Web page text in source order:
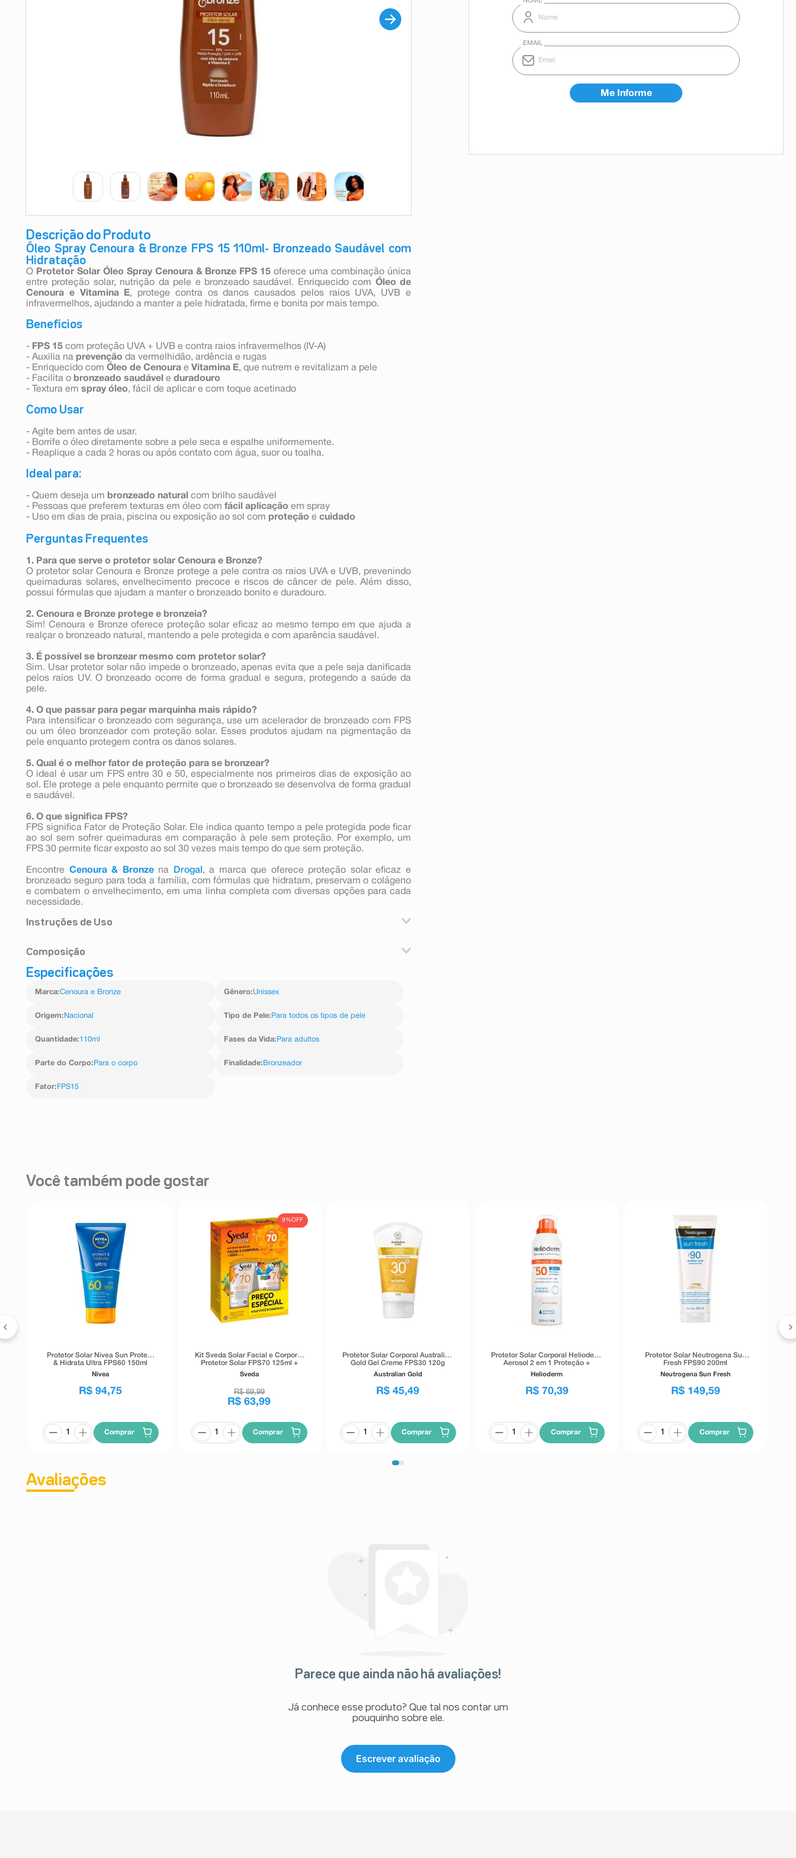
Descrição do Produto
Óleo Spray Cenoura & Bronze FPS 15 110ml- Bronzeado Saudável com
Hidratação
O Protetor Solar Óleo Spray Cenoura & Bronze FPS 15 oferece uma combinação única
entre proteção solar, nutrição da pele e bronzeado saudável. Enriquecido com Óleo de
Cenoura e Vitamina E, protege contra os danos causados pelos raios UVA, UVB e
infravermelhos, ajudando a manter a pele hidratada, firme e bonita por mais tempo.
Benefícios
- FPS 15 com proteção UVA + UVB e contra raios infravermelhos (IV-A)
- Auxilia na prevenção da vermelhidão, ardência e rugas
- Enriquecido com Óleo de Cenoura e Vitamina E, que nutrem e revitalizam a pele
- Facilita o bronzeado saudável e duradouro
- Textura em spray óleo, fácil de aplicar e com toque acetinado
Como Usar
- Agite bem antes de usar.
- Borrife o óleo diretamente sobre a pele seca e espalhe uniformemente.
- Reaplique a cada 2 horas ou após contato com água, suor ou toalha.
Ideal para:
- Quem deseja um bronzeado natural com brilho saudável
- Pessoas que preferem texturas em óleo com fácil aplicação em spray
- Uso em dias de praia, piscina ou exposição ao sol com proteção e cuidado
Perguntas Frequentes
1. Para que serve o protetor solar Cenoura e Bronze?
O protetor solar Cenoura e Bronze protege a pele contra os raios UVA e UVB, prevenindo
queimaduras solares, envelhecimento precoce e riscos de câncer de pele. Além disso,
possui fórmulas que ajudam a manter o bronzeado bonito e duradouro.
2. Cenoura e Bronze protege e bronzeia?
Sim! Cenoura e Bronze oferece proteção solar eficaz ao mesmo tempo em que ajuda a
realçar o bronzeado natural, mantendo a pele protegida e com aparência saudável.
3. É possível se bronzear mesmo com protetor solar?
Sim. Usar protetor solar não impede o bronzeado, apenas evita que a pele seja danificada
pelos raios UV. O bronzeado ocorre de forma gradual e segura, protegendo a saúde da
pele.
4. O que passar para pegar marquinha mais rápido?
Para intensificar o bronzeado com segurança, use um acelerador de bronzeado com FPS
ou um óleo bronzeador com proteção solar. Esses produtos ajudam na pigmentação da
pele enquanto protegem contra os danos solares.
5. Qual é o melhor fator de proteção para se bronzear?
O ideal é usar um FPS entre 30 e 50, especialmente nos primeiros dias de exposição ao
sol. Ele protege a pele enquanto permite que o bronzeado se desenvolva de forma gradual
e saudável.
6. O que significa FPS?
FPS significa Fator de Proteção Solar. Ele indica quanto tempo a pele protegida pode ficar
ao sol sem sofrer queimaduras em comparação à pele sem proteção. Por exemplo, um
FPS 30 permite ficar exposto ao sol 30 vezes mais tempo do que sem proteção.
Encontre Cenoura & Bronze na Drogal , a marca que oferece proteção solar eficaz e
bronzeado seguro para toda a família, com fórmulas que hidratam, preservam o colágeno
e combatem o envelhecimento, em uma linha completa com diversas opções para cada
necessidade.
Instruções de Uso
que necessário. Reaplicar sempre, após sudorese intensa, nadar ou banhar-se, secar-se
nível de proteção será significativamente reduzido.
Composição
Especificações
Marca:Cenoura e Bronze Gênero:Unissex
Origem: Nacional Tipo de Pele: Para todos os tipos de pele
Quantidade:110ml Fases da Vida: Para adultos
Parte do Corpo: Para o corpo Finalidade: Bronzeador
Fator: FPS15
Você também pode gostar
Protetor Solar Nivea Sun Protect
& Hidrata Ultra FPS60 150ml
Nivea
R$ 94,75
Comprar
9%OFF
Kit Sveda Solar Facial e Corporal
Protetor Solar FPS70 125ml +
Protetor Solar Kids FPS70 125ml
Sveda
R$ 69,99
R$ 63,99
Comprar
Protetor Solar Corporal Australian
Gold Gel Creme FPS30 120g
Australian Gold
R$ 45,49
Comprar
Protetor Solar Corporal Helioderm
Aerosol 2 em 1 Proteção +
Hidratação FPS50 200ml
Helioderm
R$ 70,39
Comprar
Protetor Solar Neutrogena Sun
Fresh FPS90 200ml
Neutrogena Sun Fresh
R$ 149,59
Comprar
Avaliações
Parece que ainda não há avaliações!
Já conhece esse produto? Que tal nos contar um
pouquinho sobre ele.
Escrever avaliação
absorvente